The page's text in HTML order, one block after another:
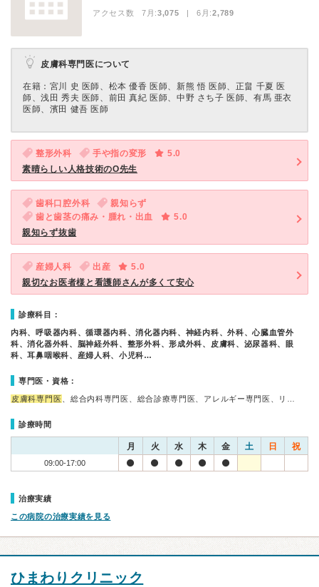
アクセス数 7月:3,075 | 6月:2,789
皮膚科専門医について
在籍：宮川 史 医師、松本 優香 医師、新熊 悟 医師、正畠 千夏 医
師、浅田 秀夫 医師、前田 真紀 医師、中野 さち子 医師、有馬 亜衣
医師、濱田 健吾 医師
整形外科 手や指の変形
5.0
素晴らしい人格技術のO先生
歯科口腔外科
親知らず
歯と歯茎の痛み・腫れ・出血
5.0
親知らず抜歯
産婦人科 出産
5.0
親切なお医者様と看護師さんが多くて安心
診療科目：
内科、呼吸器内科、循環器内科、消化器内科、神経内科、外科、心臓血管外
科、消化器外科、脳神経外科、整形外科、形成外科、皮膚科、泌尿器科、眼
科、耳鼻咽喉科、産婦人科、小児科…
専門医・資格：
皮膚科専門医 、総合内科専門医、総合診療専門医、アレルギー専門医、リ…
診療時間
月 火 水 木 金 土 日 祝
09:00-17:00
治療実績
この病院の治療実績を見る
ひまわりクリニック